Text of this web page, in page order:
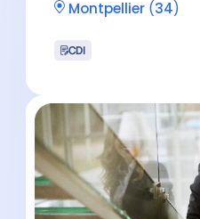
Montpellier (34)
CDI